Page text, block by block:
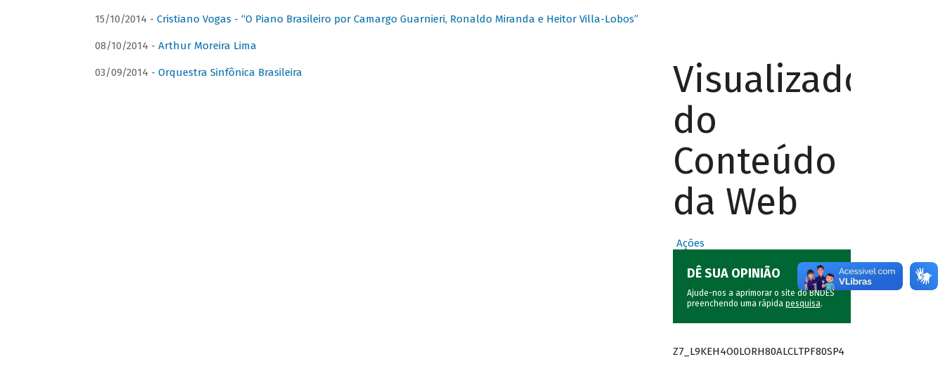
15/10/2014 - Cristiano Vogas - “O Piano Brasileiro por Camargo Guarnieri, Ronaldo Miranda e Heitor Villa-Lobos”
08/10/2014 - Arthur Moreira Lima
03/09/2014 - Orquestra Sinfônica Brasileira
Visualizador
do
Conteúdo
da Web
Ações
DÊ SUA OPINIÃO
Ajude-nos a aprimorar o site do BNDES
preenchendo uma rápida pesquisa.
Z7_L9KEH4O0LORH80ALCLTPF80SP4